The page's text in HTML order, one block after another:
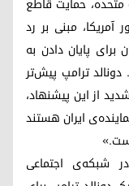
مبنی بر رد
پایان دادن به
دونالد ترامپ پیش‌تر
از این پیشنهاد،
ایران هستند
شبکه‌ی اجتماعی